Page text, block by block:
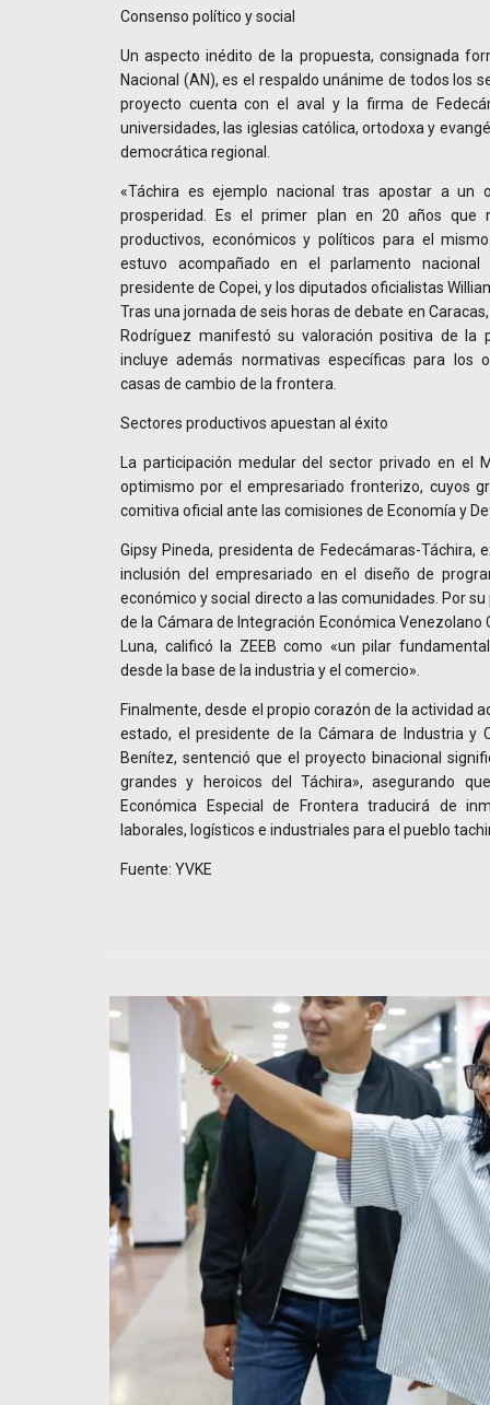
Consenso político y social
Un aspecto inédito de la propuesta, consignada
Nacional (AN), es el respaldo unánime de todos los
proyecto cuenta con el aval y la firma de
universidades, las iglesias católica, ortodoxa y
democrática regional.
«Táchira es ejemplo nacional tras apostar a un
prosperidad. Es el primer plan en 20 años que
productivos, económicos y políticos para el
estuvo acompañado en el parlamento nacional
presidente de Copei, y los diputados oficialistas
Tras una jornada de seis horas de debate en
Rodríguez manifestó su valoración positiva de la
incluye además normativas específicas para los
casas de cambio de la frontera.
Sectores productivos apuestan al éxito
La participación medular del sector privado en el
optimismo por el empresariado fronterizo, cuyos
comitiva oficial ante las comisiones de Economía y
Gipsy Pineda, presidenta de Fedecámaras-Táchira,
inclusión del empresariado en el diseño de
económico y social directo a las comunidades. Por
de la Cámara de Integración Económica Venezolano
Luna, calificó la ZEEB como «un pilar
desde la base de la industria y el comercio».
Finalmente, desde el propio corazón de la actividad
estado, el presidente de la Cámara de Industria y
Benítez, sentenció que el proyecto binacional
grandes y heroicos del Táchira», asegurando
Económica Especial de Frontera traducirá de
laborales, logísticos e industriales para el pueblo
Fuente: YVKE